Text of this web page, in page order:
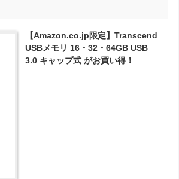
【Amazon.co.jp限定】Transcend
USBメモリ 16・32・64GB USB
3.0 キャップ式 がお買い得！